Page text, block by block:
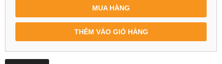
MUA HÀNG
THÊM VÀO GIỎ HÀNG